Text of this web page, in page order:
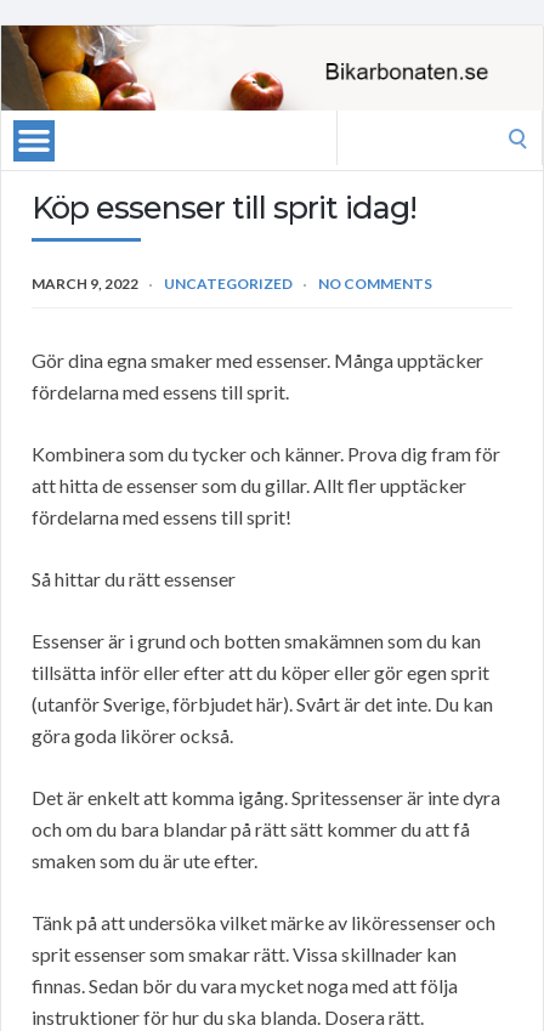
Köp essenser till sprit idag!
MARCH 9, 2022 UNCATEGORIZED NO COMMENTS
Gör dina egna smaker med essenser. Många upptäcker
fördelarna med essens till sprit.
Kombinera som du tycker och känner. Prova dig fram för
att hitta de essenser som du gillar. Allt fler upptäcker
fördelarna med essens till sprit!
Så hittar du rätt essenser
Essenser är i grund och botten smakämnen som du kan
tillsätta inför eller efter att du köper eller gör egen sprit
(utanför Sverige, förbjudet här). Svårt är det inte. Du kan
göra goda likörer också.
Det är enkelt att komma igång. Spritessenser är inte dyra
och om du bara blandar på rätt sätt kommer du att få
smaken som du är ute efter.
Tänk på att undersöka vilket märke av liköressenser och
sprit essenser som smakar rätt. Vissa skillnader kan
finnas. Sedan bör du vara mycket noga med att följa
instruktioner för hur du ska blanda. Dosera rätt.